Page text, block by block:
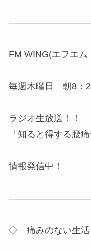
FM WING(エフエ
毎週木曜日 朝8：
ラジオ生放送！！
「知ると得する腰
情報発信中！
◇ 痛みのない生活